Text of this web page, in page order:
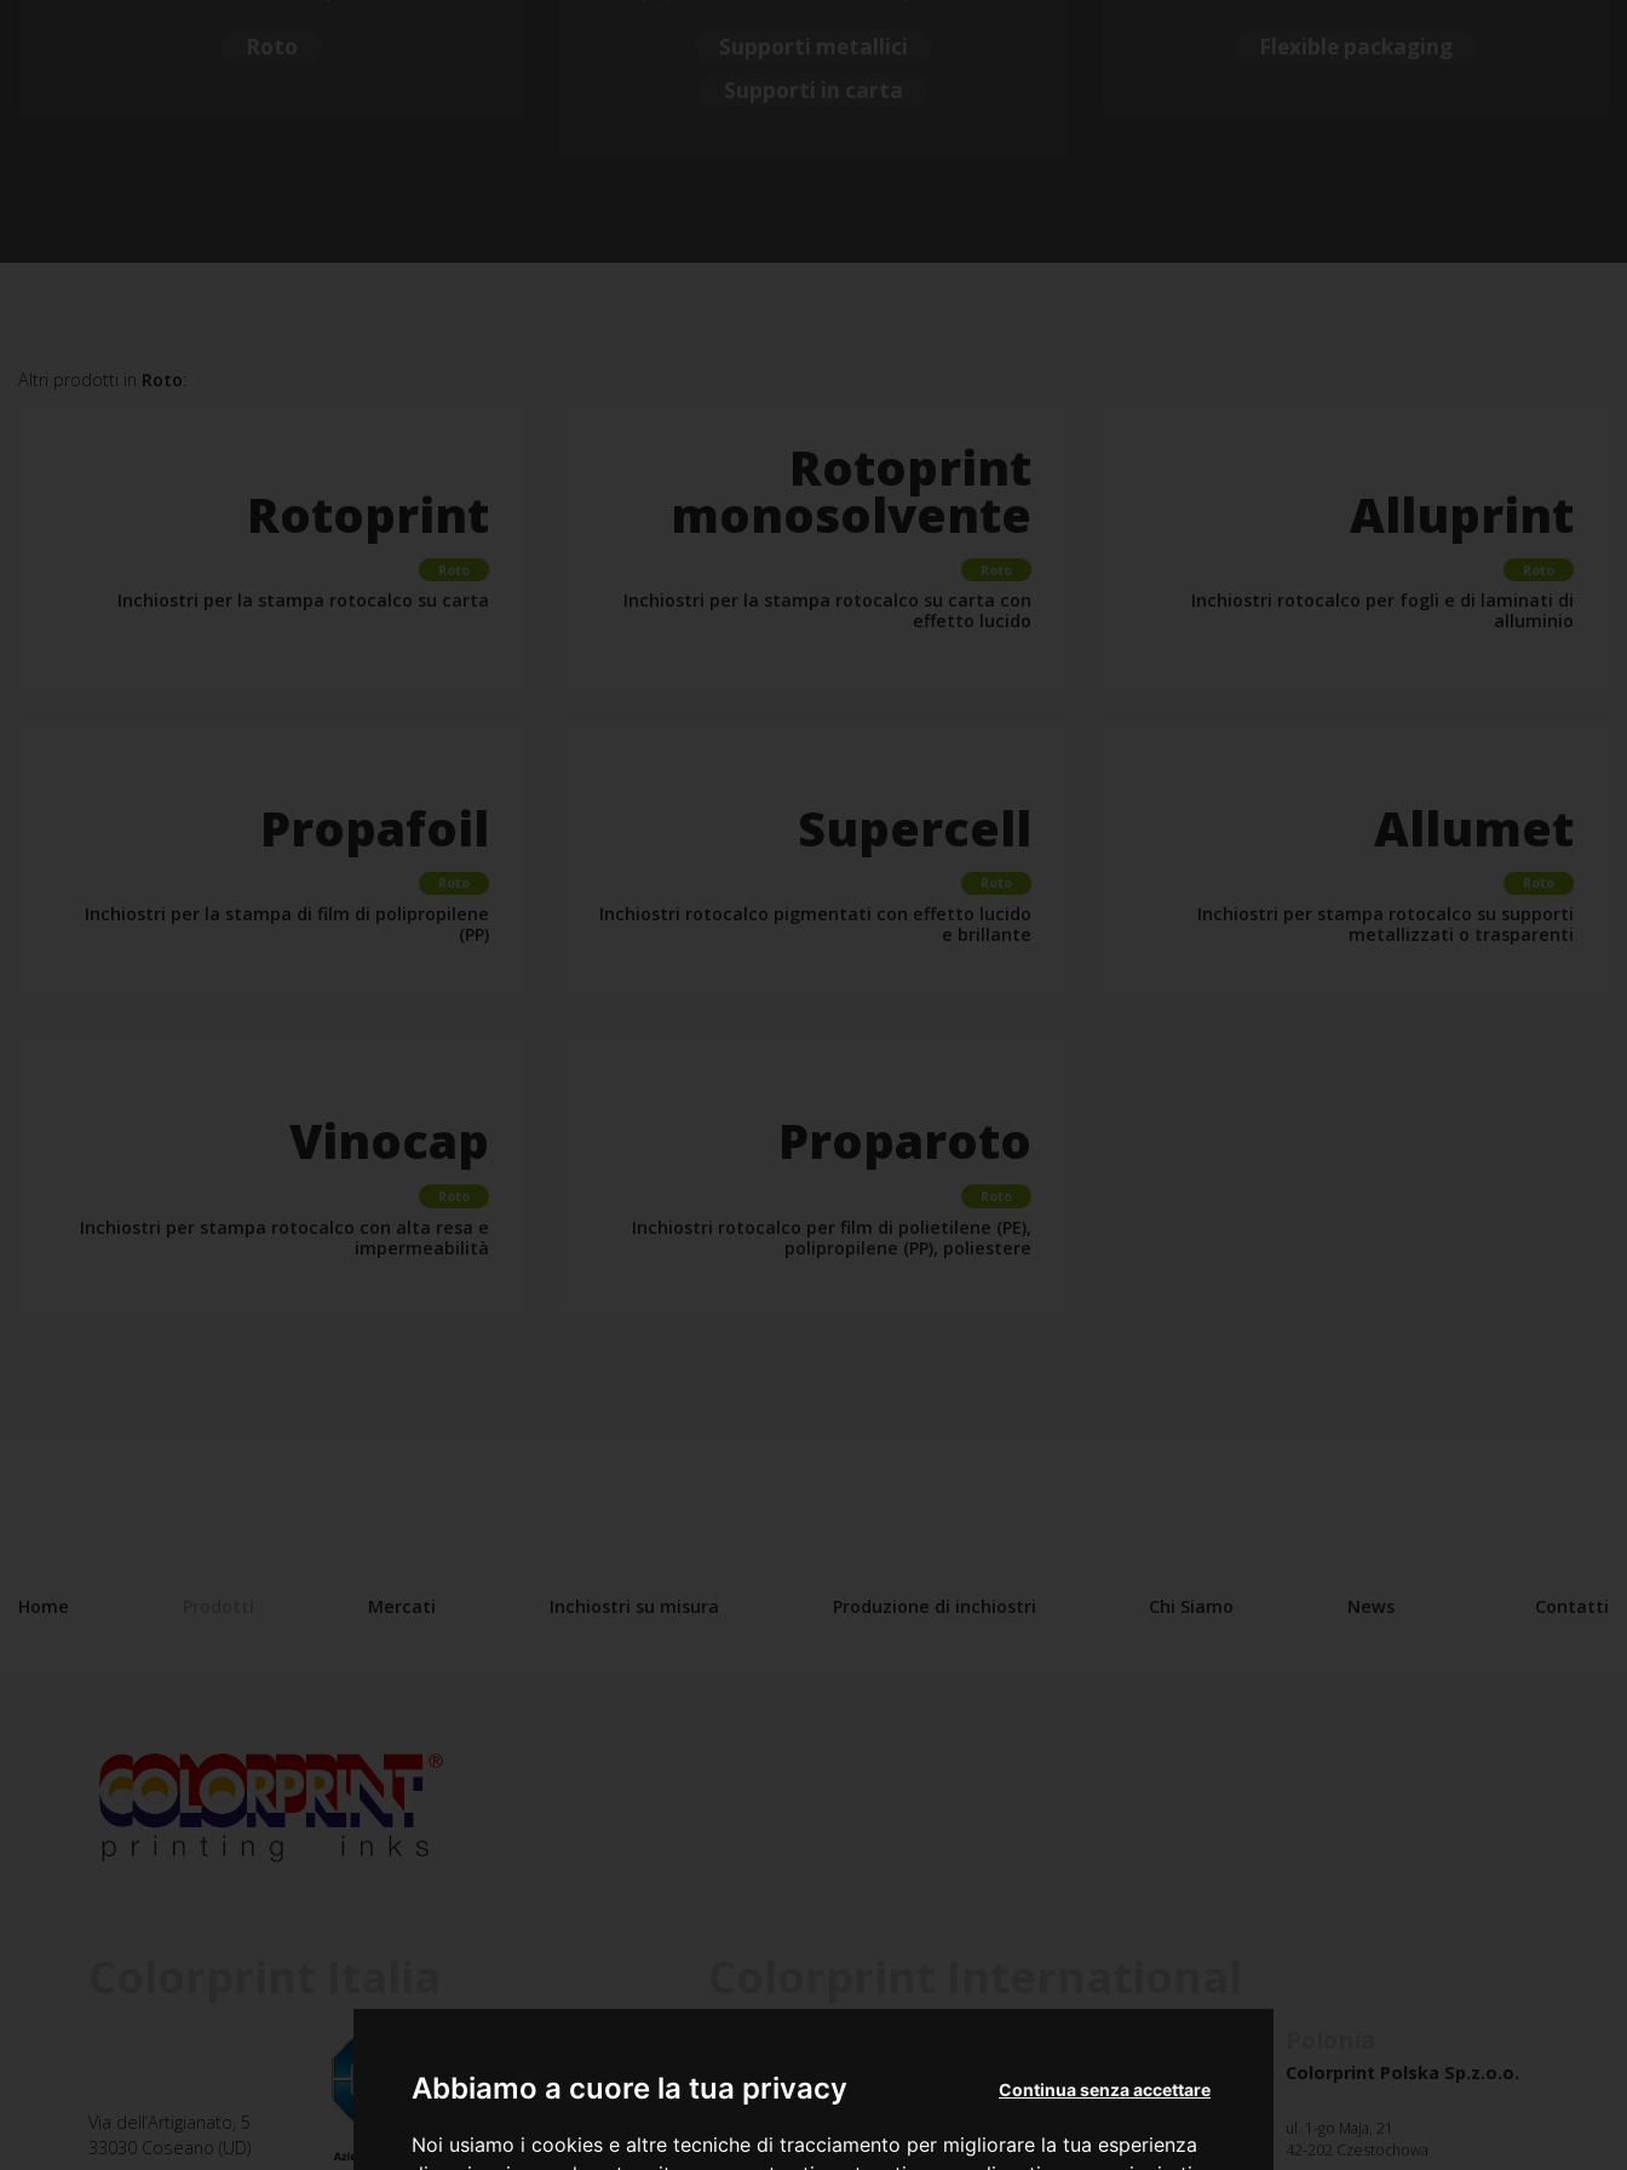
Abbiamo a cuore la tua privacy
Noi usiamo i cookies e altre tecniche di tracciamento per migliorare la tua esperienza
Continua senza accettare
Altri prodotti in Roto:
Rotoprint
Roto
Inchiostri per la stampa rotocalco su carta
Rotoprint
monosolvente
Roto
Inchiostri per la stampa rotocalco su carta con
effetto lucido
Alluprint
Roto
Inchiostri rotocalco per fogli e di laminati di
alluminio
Propafoil
Roto
Inchiostri per la stampa di film di polipropilene
(PP)
Supercell
Roto
Inchiostri rotocalco pigmentati con effetto lucido
e brillante
Allumet
Roto
Inchiostri per stampa rotocalco su supporti
metallizzati o trasparenti
Vinocap
Roto
Inchiostri per stampa rotocalco con alta resa e
impermeabilità
Proparoto
Roto
Inchiostri rotocalco per film di polietilene (PE),
polipropilene (PP), poliestere
Home Mercati Inchiostri su misura Produzione di inchiostri Chi Siamo News Contatti
Via dell’Artigianato, 5
33030 Coseano (UD)
Printcolor Hungary KFT
Kőbányai út 49
Str. Budvar, 41
Colorprint Polska Sp.z.o.o.
ul. 1-go Maja, 21
42-202 Czestochowa